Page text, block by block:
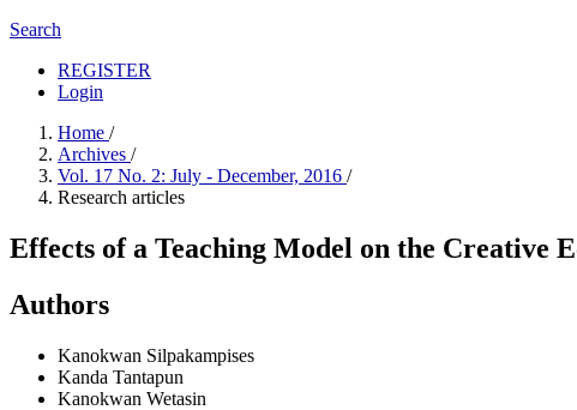
Search
REGISTER
Login
Home /
Archives /
Vol. 17 No. 2: July - December, 2016 /
Research articles
Effects of a Teaching Model on the Creative
Authors
Kanokwan Silpakampises
Kanda Tantapun
Kanokwan Wetasin